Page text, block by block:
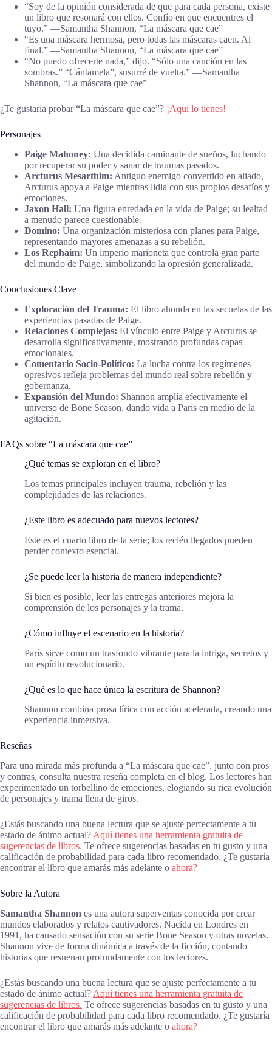
“Soy de la opinión considerada de que para cada persona, existe
un libro que resonará con ellos. Confío en que encuentres el
tuyo.” ―Samantha Shannon, “La máscara que cae”
“Es una máscara hermosa, pero todas las máscaras caen. Al
final.” ―Samantha Shannon, “La máscara que cae”
“No puedo ofrecerte nada,” dijo. “Sólo una canción en las
sombras.” “Cántamela”, susurré de vuelta.” ―Samantha
Shannon, “La máscara que cae”
¿Te gustaría probar “La máscara que cae”? ¡Aquí lo tienes!
Personajes
Paige Mahoney: Una decidida caminante de sueños, luchando
por recuperar su poder y sanar de traumas pasados.
Arcturus Mesarthim: Antiguo enemigo convertido en aliado,
Arcturus apoya a Paige mientras lidia con sus propios desafíos y
emociones.
Jaxon Hall: Una figura enredada en la vida de Paige; su lealtad
a menudo parece cuestionable.
Domino: Una organización misteriosa con planes para Paige,
representando mayores amenazas a su rebelión.
Los Rephaim: Un imperio marioneta que controla gran parte
del mundo de Paige, simbolizando la opresión generalizada.
Conclusiones Clave
Exploración del Trauma: El libro ahonda en las secuelas de las
experiencias pasadas de Paige.
Relaciones Complejas: El vínculo entre Paige y Arcturus se
desarrolla significativamente, mostrando profundas capas
emocionales.
Comentario Socio-Político: La lucha contra los regímenes
opresivos refleja problemas del mundo real sobre rebelión y
gobernanza.
Expansión del Mundo: Shannon amplía efectivamente el
universo de Bone Season, dando vida a París en medio de la
agitación.
FAQs sobre “La máscara que cae”
¿Qué temas se exploran en el libro?
Los temas principales incluyen trauma, rebelión y las
complejidades de las relaciones.
¿Este libro es adecuado para nuevos lectores?
Este es el cuarto libro de la serie; los recién llegados pueden
perder contexto esencial.
¿Se puede leer la historia de manera independiente?
Si bien es posible, leer las entregas anteriores mejora la
comprensión de los personajes y la trama.
¿Cómo influye el escenario en la historia?
París sirve como un trasfondo vibrante para la intriga, secretos y
un espíritu revolucionario.
¿Qué es lo que hace única la escritura de Shannon?
Shannon combina prosa lírica con acción acelerada, creando una
experiencia inmersiva.
Reseñas
Para una mirada más profunda a “La máscara que cae”, junto con pros
y contras, consulta nuestra reseña completa en el blog. Los lectores han
experimentado un torbellino de emociones, elogiando su rica evolución
de personajes y trama llena de giros.
¿Estás buscando una buena lectura que se ajuste perfectamente a tu
estado de ánimo actual? Aquí tienes una herramienta gratuita de
sugerencias de libros. Te ofrece sugerencias basadas en tu gusto y una
calificación de probabilidad para cada libro recomendado. ¿Te gustaría
encontrar el libro que amarás más adelante o ahora?
Sobre la Autora
Samantha Shannon es una autora superventas conocida por crear
mundos elaborados y relatos cautivadores. Nacida en Londres en
1991, ha causado sensación con su serie Bone Season y otras novelas.
Shannon vive de forma dinámica a través de la ficción, contando
historias que resuenan profundamente con los lectores.
¿Estás buscando una buena lectura que se ajuste perfectamente a tu
estado de ánimo actual? Aquí tienes una herramienta gratuita de
sugerencias de libros. Te ofrece sugerencias basadas en tu gusto y una
calificación de probabilidad para cada libro recomendado. ¿Te gustaría
encontrar el libro que amarás más adelante o ahora?